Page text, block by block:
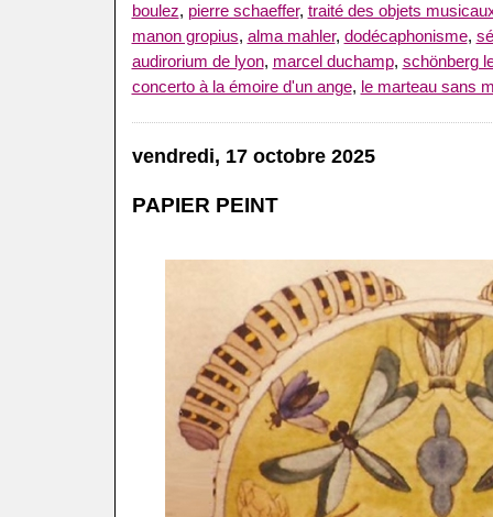
boulez, pierre schaeffer, traité des objets
manon gropius, alma mahler, dodécaphonisme,
audirorium de lyon, marcel duchamp, schönberg
concerto à la émoire d'un ange, le marteau sans
vendredi, 17 octobre 2025
PAPIER PEINT